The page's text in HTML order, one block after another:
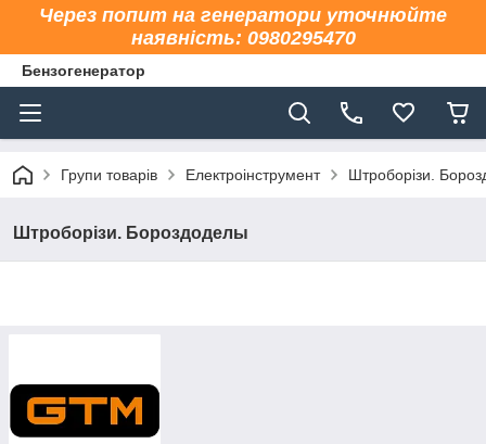
Через попит на генератори уточнюйте
наявність: 0980295470
Бензогенератор
Групи товарів Електроінструмент Штроборізи.
Штроборізи. Бороздоделы